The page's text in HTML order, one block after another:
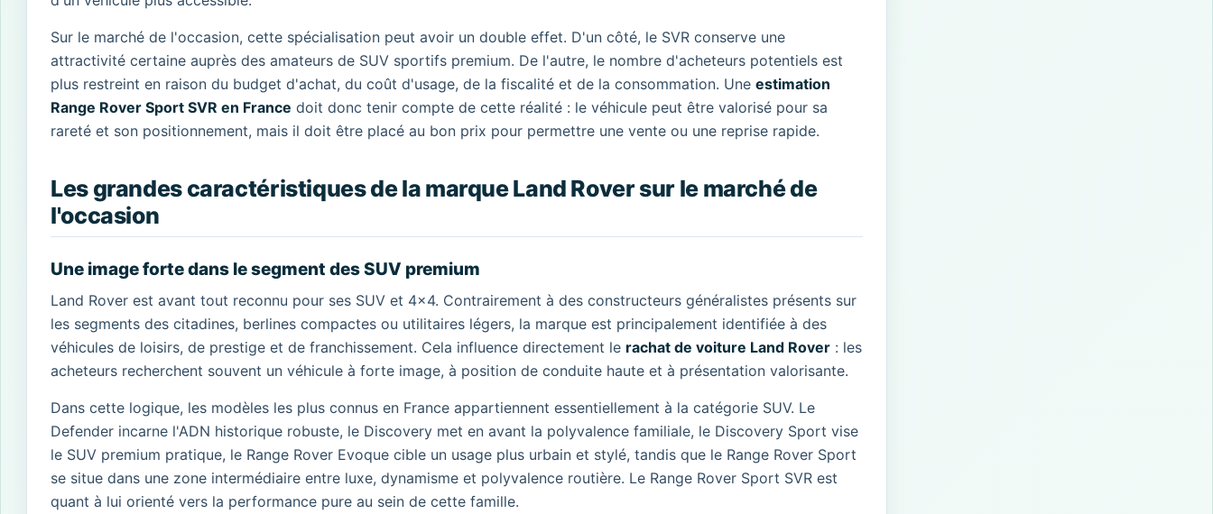
Sur le marché de l'occasion, cette spécialisation peut avoir un double effet. D'un côté, le SVR conserve une
attractivité certaine auprès des amateurs de SUV sportifs premium. De l'autre, le nombre d'acheteurs potentiels est
plus restreint en raison du budget d'achat, du coût d'usage, de la fiscalité et de la consommation. Une estimation
Range Rover Sport SVR en France doit donc tenir compte de cette réalité : le véhicule peut être valorisé pour sa
rareté et son positionnement, mais il doit être placé au bon prix pour permettre une vente ou une reprise rapide.
Les grandes caractéristiques de la marque Land Rover sur le marché de
l'occasion
Une image forte dans le segment des SUV premium
Land Rover est avant tout reconnu pour ses SUV et 4x4. Contrairement à des constructeurs généralistes présents sur
les segments des citadines, berlines compactes ou utilitaires légers, la marque est principalement identifiée à des
véhicules de loisirs, de prestige et de franchissement. Cela influence directement le rachat de voiture Land Rover : les
acheteurs recherchent souvent un véhicule à forte image, à position de conduite haute et à présentation valorisante.
Dans cette logique, les modèles les plus connus en France appartiennent essentiellement à la catégorie SUV. Le
Defender incarne l'ADN historique robuste, le Discovery met en avant la polyvalence familiale, le Discovery Sport vise
le SUV premium pratique, le Range Rover Evoque cible un usage plus urbain et stylé, tandis que le Range Rover Sport
se situe dans une zone intermédiaire entre luxe, dynamisme et polyvalence routière. Le Range Rover Sport SVR est
quant à lui orienté vers la performance pure au sein de cette famille.